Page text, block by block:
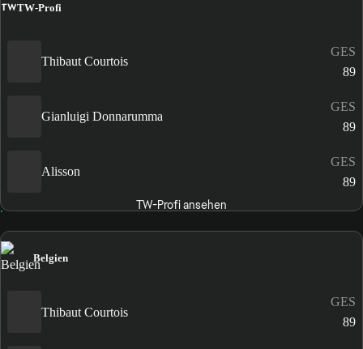
TWTW-Profi
Thibaut Courtois
GES
89
Gianluigi Donnarumma
GES
89
Alisson
GES
89
TW-Profi ansehen
Belgien
Thibaut Courtois
GES
89